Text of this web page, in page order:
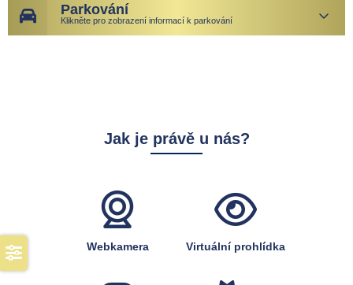
Parkování
Klikněte pro zobrazení informací k parkování
Jak je právě u nás?
Webkamera Virtuální prohlídka